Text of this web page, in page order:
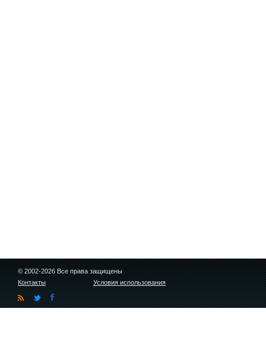
© 2002-2026 Все права защищены
Контакты
Условия использования